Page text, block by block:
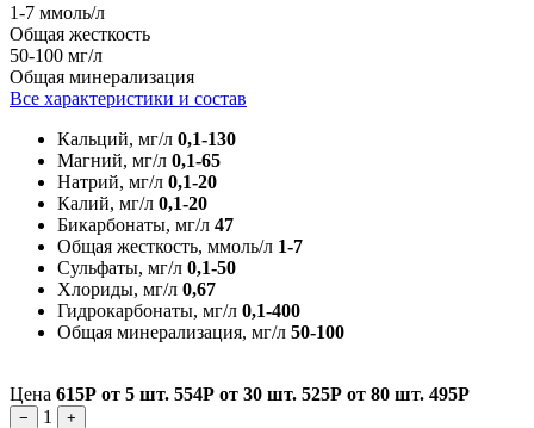
1-7 ммоль/л
Общая жесткость
50-100 мг/л
Общая минерализация
Все характеристики и состав
Кальций, мг/л 0,1-130
Магний, мг/л 0,1-65
Натрий, мг/л 0,1-20
Калий, мг/л 0,1-20
Бикарбонаты, мг/л 47
Общая жесткость, ммоль/л 1-7
Сульфаты, мг/л 0,1-50
Хлориды, мг/л 0,67
Гидрокарбонаты, мг/л 0,1-400
Общая минерализация, мг/л 50-100
Цена 615Р от 5 шт. 554Р от 30 шт. 525Р от 80 шт. 495Р
− 1 +